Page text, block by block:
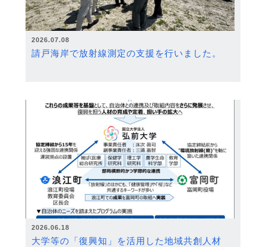
2026.07.08
請戸海岸で放射線測定の支援を行いました。
2026.06.18
大学等の「復興知」を活用した地域共創人材